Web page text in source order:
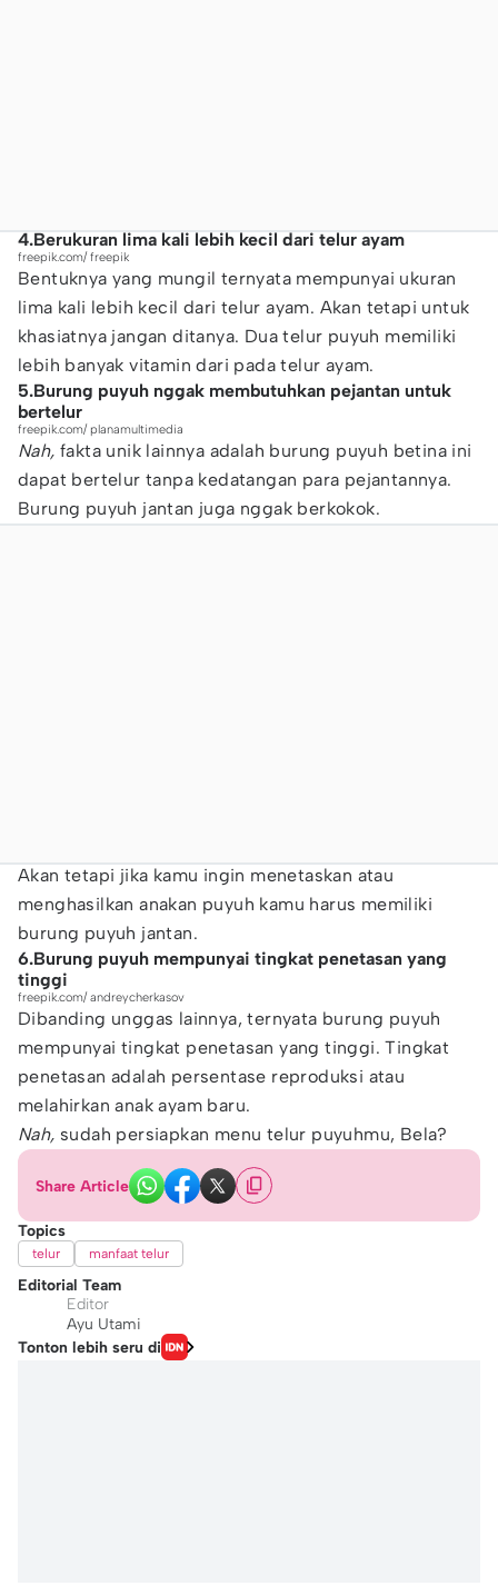
4.Berukuran lima kali lebih kecil dari telur ayam
freepik.com/ freepik
Bentuknya yang mungil ternyata mempunyai ukuran
lima kali lebih kecil dari telur ayam. Akan tetapi untuk
khasiatnya jangan ditanya. Dua telur puyuh memiliki
lebih banyak vitamin dari pada telur ayam.
5.Burung puyuh nggak membutuhkan pejantan untuk
bertelur
freepik.com/ planamultimedia
Nah, fakta unik lainnya adalah burung puyuh betina ini
dapat bertelur tanpa kedatangan para pejantannya.
Burung puyuh jantan juga nggak berkokok.
Akan tetapi jika kamu ingin menetaskan atau
menghasilkan anakan puyuh kamu harus memiliki
burung puyuh jantan.
6.Burung puyuh mempunyai tingkat penetasan yang
tinggi
freepik.com/ andreycherkasov
Dibanding unggas lainnya, ternyata burung puyuh
mempunyai tingkat penetasan yang tinggi. Tingkat
penetasan adalah persentase reproduksi atau
melahirkan anak ayam baru.
Nah, sudah persiapkan menu telur puyuhmu, Bela?
Share Article
Topics
telur manfaat telur
Editorial Team
Editor
Ayu Utami
Tonton lebih seru di